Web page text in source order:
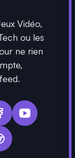
Vidéo,
ou les
ne rien